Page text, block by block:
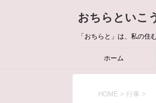
おちらといこ
「おちらと」は、私の
ホーム
HOME > 行事 >